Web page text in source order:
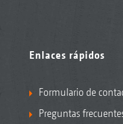
Enlaces rápidos
Formulario de
Preguntas